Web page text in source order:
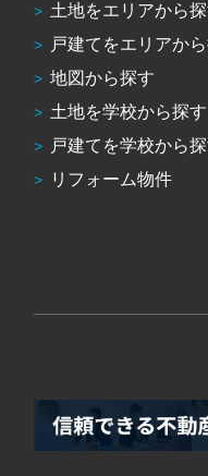
土地をエリアから
戸建てをエリアか
地図から探す
土地を学校から探す
戸建てを学校から
リフォーム物件